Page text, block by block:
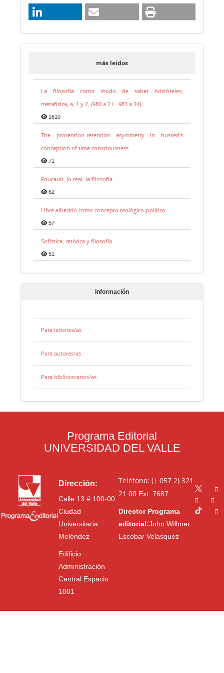
más leidos
La filosofía como modo de saber Aristóteles,
metafísica, a, 1 y 2, (980 a 21 - 983 a 24).
1610
The protention-retention asymmetry in husserl’s
conception of time consciousness
71
Foucault, lo real, la filosofía
62
Libre albedrío como concepto teológico-político
57
Sofística, retórica y filosofía
51
Información
Para lectores/as
Para autores/as
Para bibliotecarios/as
Programa Editorial
UNIVERSIDAD DEL VALLE
Dirección:
Calle 13 # 100-00
Ciudad
Universitaria
Meléndez
Edificio
Administración
Central Espacio
1001
Teléfono: (+ 057 2) 321
21 00Ext. 7687
Director Programa
editorial:John Willmer
Escobar Velasquez